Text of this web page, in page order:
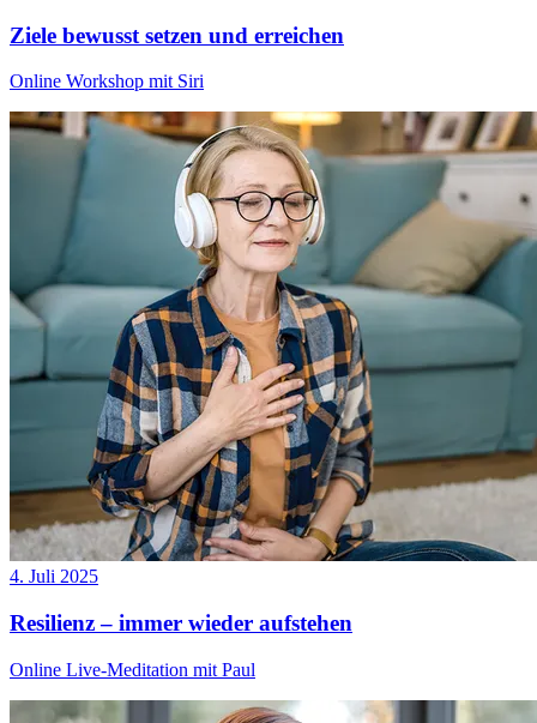
Ziele bewusst setzen und erreichen
Online Workshop mit Siri
4. Juli 2025
Resilienz – immer wieder aufstehen
Online Live-Meditation mit Paul